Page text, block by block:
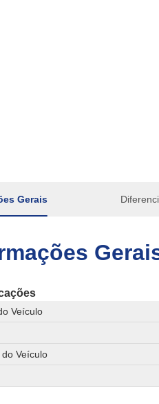
Gerais
Veículo
Veículo